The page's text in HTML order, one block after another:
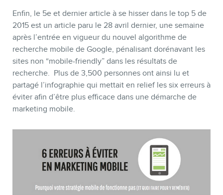
Enfin, le 5e et dernier article à se hisser dans le top 5 de
2015 est un article paru le 28 avril dernier, une semaine
après l’entrée en vigueur du nouvel algorithme de
recherche mobile de Google, pénalisant dorénavant les
sites non “mobile-friendly” dans les résultats de
recherche. Plus de 3,500 personnes ont ainsi lu et
partagé l’infographie qui mettait en relief les six erreurs à
éviter afin d’être plus efficace dans une démarche de
marketing mobile.